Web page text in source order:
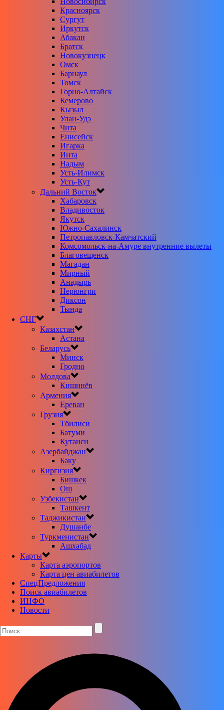
Красноярск
Сургут
Иркутск
Абакан
Братск
Новокузнецк
Омск
Барнаул
Томск
Горно-Алтайск
Кемерово
Кызыл
Улан-Удэ
Чита
Енисейск
Игарка
Инта
Надым
Усть-Илимск
Усть-Кут
Дальний Восток
Хабаровск
Владивосток
Якутск
Южно-Сахалинск
Петропавловск-Камчатский
Комсомольск-на-Амуре внутренние вылеты
Благовещенск
Магадан
Мирный
Анадырь
Нерюнгри
Диксон
Тында
СНГ
Казахстан
Астана
Беларусь
Минск
Гродно
Молдова
Кишинёв
Армения
Ереван
Грузия
Тбилиси
Батуми
Кутаиси
Азербайджан
Баку
Киргизия
Бишкек
Ош
Узбекистан
Ташкент
Таджикистан
Душанбе
Туркменистан
Ашхабад
Карты
Карта аэропортов
Карта цен авиабилетов
CпецПредложения
Поиск авиабилетов
ИНФО
Новости